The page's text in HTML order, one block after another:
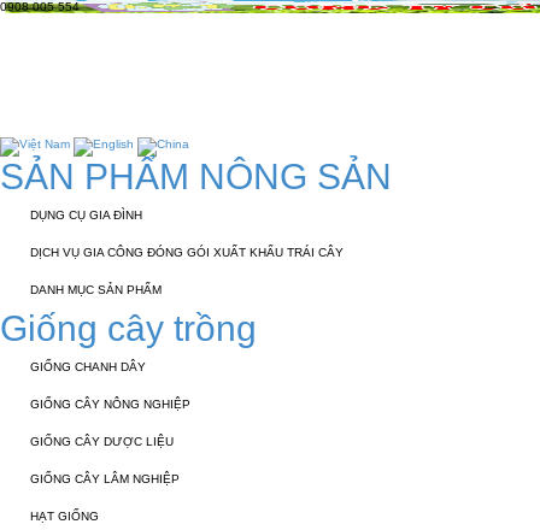
0908 005 554
SẢN PHẨM NÔNG SẢN
DỤNG CỤ GIA ĐÌNH
DỊCH VỤ GIA CÔNG ĐÓNG GÓI XUẤT KHẨU TRÁI CÂY
DANH MỤC SẢN PHẨM
Giống cây trồng
GIỐNG CHANH DÂY
GIỐNG CÂY NÔNG NGHIỆP
GIỐNG CÂY DƯỢC LIỆU
GIỐNG CÂY LÂM NGHIỆP
HẠT GIỐNG